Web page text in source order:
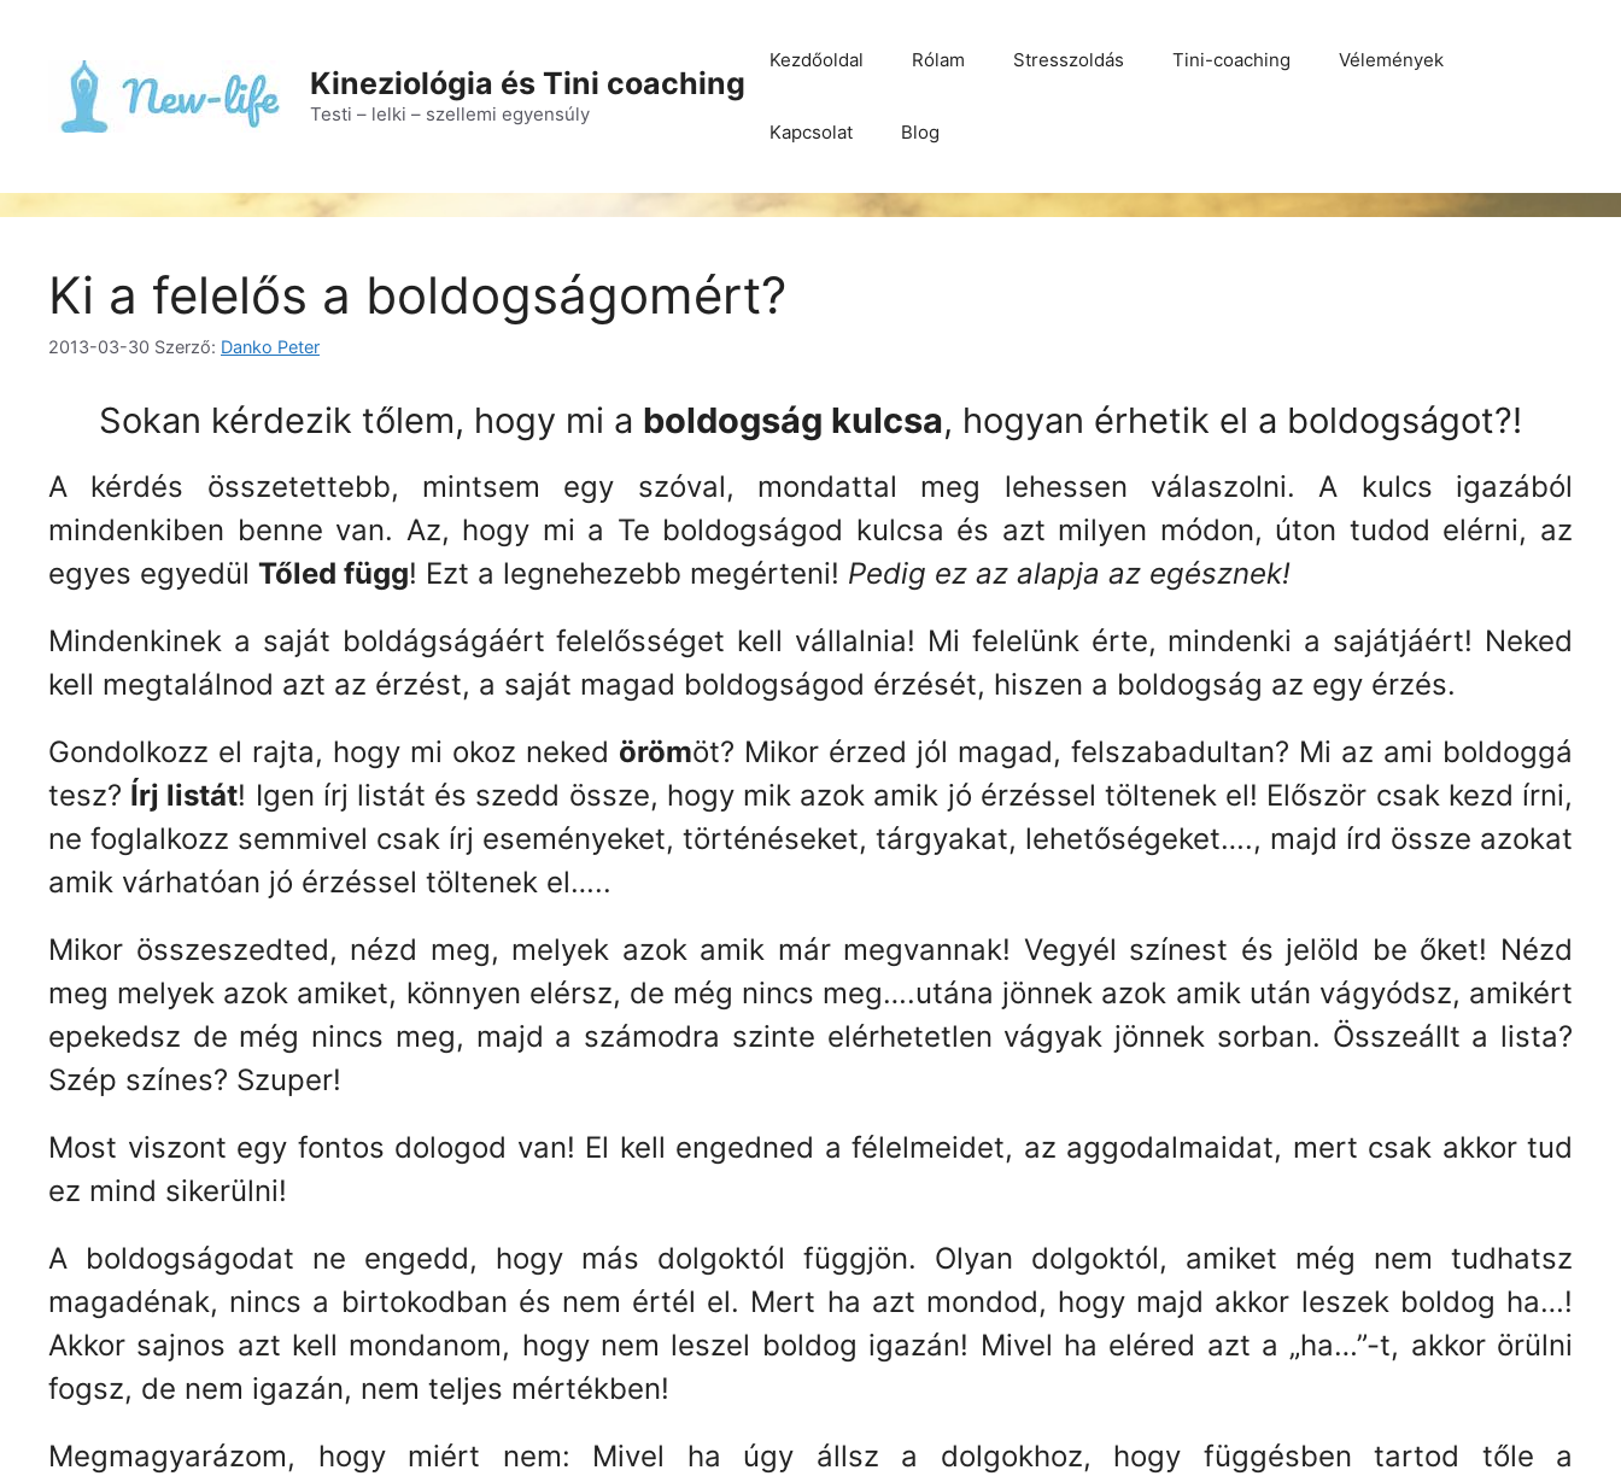
tartalomba
Kineziológia és Tini coaching
Testi – lelki – szellemi egyensúly
Kezdőoldal Rólam Stresszoldás Tini-coaching Vélemények
Kapcsolat Blog
Ki a felelős a boldogságomért?
2013-03-30 Szerző: Danko Peter
Sokan kérdezik tőlem, hogy mi a boldogság kulcsa, hogyan érhetik el a boldogságot?!
A kérdés összetettebb, mintsem egy szóval, mondattal meg lehessen válaszolni. A kulcs igazából
mindenkiben benne van. Az, hogy mi a Te boldogságod kulcsa és azt milyen módon, úton tudod elérni, az
egyes egyedül Tőled függ! Ezt a legnehezebb megérteni! Pedig ez az alapja az egésznek!
Mindenkinek a saját boldágságáért felelősséget kell vállalnia! Mi felelünk érte, mindenki a sajátjáért! Neked
kell megtalálnod azt az érzést, a saját magad boldogságod érzését, hiszen a boldogság az egy érzés.
Gondolkozz el rajta, hogy mi okoz neked örömöt? Mikor érzed jól magad, felszabadultan? Mi az ami boldoggá
tesz? Írj listát! Igen írj listát és szedd össze, hogy mik azok amik jó érzéssel töltenek el! Először csak kezd írni,
ne foglalkozz semmivel csak írj eseményeket, történéseket, tárgyakat, lehetőségeket…., majd írd össze azokat
amik várhatóan jó érzéssel töltenek el…..
Mikor összeszedted, nézd meg, melyek azok amik már megvannak! Vegyél színest és jelöld be őket! Nézd
meg melyek azok amiket, könnyen elérsz, de még nincs meg….utána jönnek azok amik után vágyódsz, amikért
epekedsz de még nincs meg, majd a számodra szinte elérhetetlen vágyak jönnek sorban. Összeállt a lista?
Szép színes? Szuper!
Most viszont egy fontos dologod van! El kell engedned a félelmeidet, az aggodalmaidat, mert csak akkor tud
ez mind sikerülni!
A boldogságodat ne engedd, hogy más dolgoktól függjön. Olyan dolgoktól, amiket még nem tudhatsz
magadénak, nincs a birtokodban és nem értél el. Mert ha azt mondod, hogy majd akkor leszek boldog ha…!
Akkor sajnos azt kell mondanom, hogy nem leszel boldog igazán! Mivel ha eléred azt a „ha…”-t, akkor örülni
fogsz, de nem igazán, nem teljes mértékben!
Megmagyarázom, hogy miért nem: Mivel ha úgy állsz a dolgokhoz, hogy függésben tartod tőle a